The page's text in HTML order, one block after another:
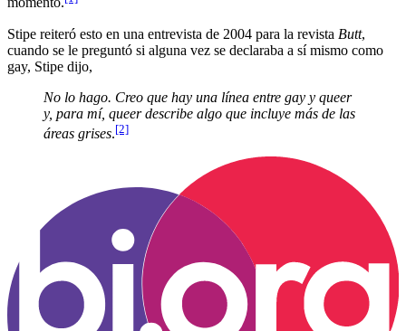
Stipe reiteró esto en una entrevista de 2004 para la revista Butt,
cuando se le preguntó si alguna vez se declaraba a sí mismo como
gay, Stipe dijo,
No lo hago. Creo que hay una línea entre gay y queer
y, para mí, queer describe algo que incluye más de las
áreas grises.[2]